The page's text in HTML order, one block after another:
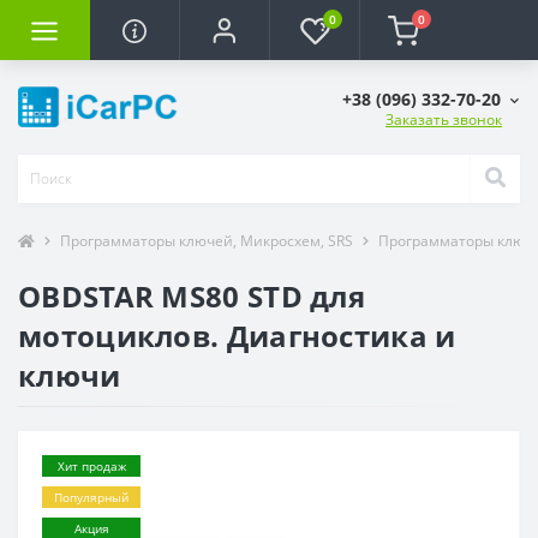
0 0
+38 (096) 332-70-20
Заказать звонок
Программаторы ключей, Микросхем, SRS Программаторы
OBDSTAR MS80 STD для
мотоциклов. Диагностика и
ключи
Хит продаж
Популярный
Акция